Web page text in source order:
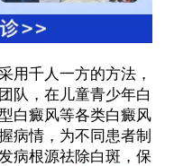
千人一方的方法，
队，在儿童青少年白
白癜风等各类白癜风
病情，为不同患者制
病根源祛除白斑，保